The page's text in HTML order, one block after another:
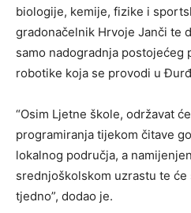
biologije, kemije, fizike i
gradonačelnik Hrvoje Janči te
samo nadogradnja postojećeg
robotike koja se provodi u
“Osim Ljetne škole, održavat
programiranja tijekom čitave
lokalnog područja, a
srednjoškolskom uzrastu te
tjedno”, dodao je.